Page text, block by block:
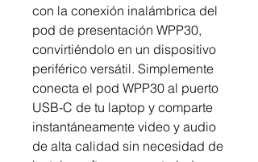
con la conexión inalámbrica del
pod de presentación WPP30,
convirtiéndolo en un dispositivo
periférico versátil. Simplemente
conecta el pod WPP30 al puerto
USB-C de tu laptop y comparte
instantáneamente video y audio
de alta calidad sin necesidad de